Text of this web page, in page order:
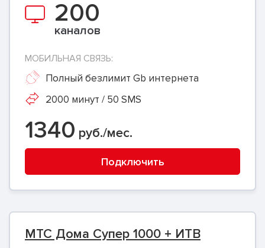
200
каналов
МОБИЛЬНАЯ СВЯЗЬ:
Полный безлимит Gb интернета
2000 минут / 50 SMS
1340 руб./мес.
Подключить
МТС Дома Супер 1000 + ИТВ